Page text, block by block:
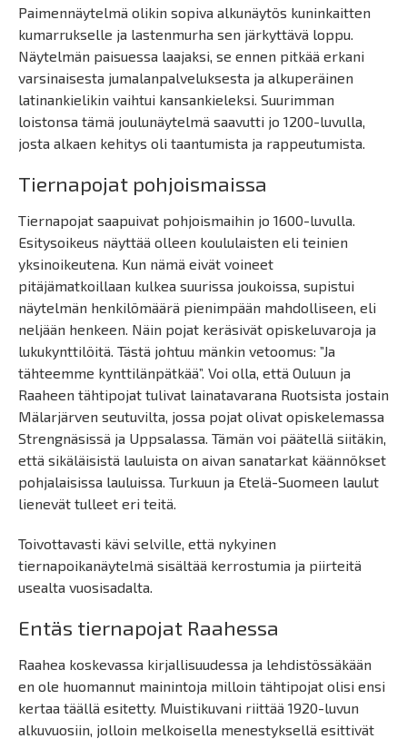
Paimennäytelmä olikin sopiva alkunäytös kuninkaitten
kumarrukselle ja lastenmurha sen järkyttävä loppu.
Näytelmän paisuessa laajaksi, se ennen pitkää erkani
varsinaisesta jumalanpalveluksesta ja alkuperäinen
latinankielikin vaihtui kansankieleksi. Suurimman
loistonsa tämä joulunäytelmä saavutti jo 1200-luvulla,
josta alkaen kehitys oli taantumista ja rappeutumista.
Tiernapojat pohjoismaissa
Tiernapojat saapuivat pohjoismaihin jo 1600-luvulla.
Esitysoikeus näyttää olleen koululaisten eli teinien
yksinoikeutena. Kun nämä eivät voineet
pitäjämatkoillaan kulkea suurissa joukoissa, supistui
näytelmän henkilömäärä pienimpään mahdolliseen, eli
neljään henkeen. Näin pojat keräsivät opiskeluvaroja ja
lukukynttilöitä. Tästä johtuu mänkin vetoomus: ”Ja
tähteemme kynttilänpätkää”. Voi olla, että Ouluun ja
Raaheen tähtipojat tulivat lainatavarana Ruotsista jostain
Mälarjärven seutuvilta, jossa pojat olivat opiskelemassa
Strengnäsissä ja Uppsalassa. Tämän voi päätellä siitäkin,
että sikäläisistä lauluista on aivan sanatarkat käännökset
pohjalaisissa lauluissa. Turkuun ja Etelä-Suomeen laulut
lienevät tulleet eri teitä.
Toivottavasti kävi selville, että nykyinen
tiernapoikanäytelmä sisältää kerrostumia ja piirteitä
usealta vuosisadalta.
Entäs tiernapojat Raahessa
Raahea koskevassa kirjallisuudessa ja lehdistössäkään
en ole huomannut mainintoja milloin tähtipojat olisi ensi
kertaa täällä esitetty. Muistikuvani riittää 1920-luvun
alkuvuosiin, jolloin melkoisella menestyksellä esittivät